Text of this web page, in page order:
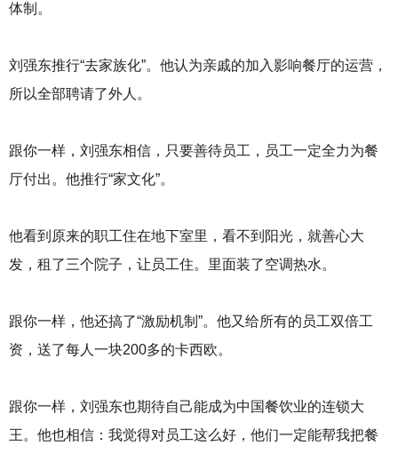
体制。
刘强东推行“去家族化”。他认为亲戚的加入影响餐厅的运营，
所以全部聘请了外人。
跟你一样，刘强东相信，只要善待员工，员工一定全力为餐
厅付出。他推行“家文化”。
他看到原来的职工住在地下室里，看不到阳光，就善心大
发，租了三个院子，让员工住。里面装了空调热水。
跟你一样，他还搞了“激励机制”。他又给所有的员工双倍工
资，送了每人一块200多的卡西欧。
跟你一样，刘强东也期待自己能成为中国餐饮业的连锁大
王。他也相信：我觉得对员工这么好，他们一定能帮我把餐